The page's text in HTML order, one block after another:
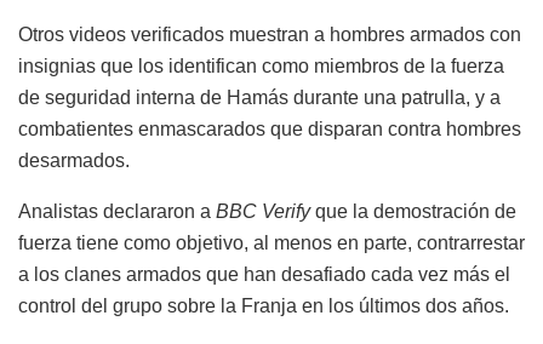
Otros videos verificados muestran a hombres armados con
insignias que los identifican como miembros de la fuerza
de seguridad interna de Hamás durante una patrulla, y a
combatientes enmascarados que disparan contra hombres
desarmados.
Analistas declararon a BBC Verifyque la demostración de
fuerza tiene como objetivo, al menos en parte, contrarrestar
a los clanes armados que han desafiado cada vez más el
control del grupo sobre la Franja en los últimos dos años.